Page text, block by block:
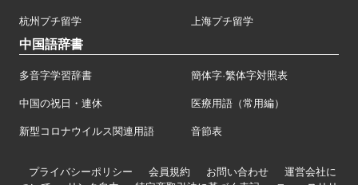
杭州プチ留学 上海プチ留学
中国語辞書
多音字学習辞書 簡体字·繁体字対照表
中国の祝日・連休 医療用語（常用編）
新型コロナウイルス関連用語 音節表
プライバシーポリシー 会員規約 お問い合わせ
運営会社に